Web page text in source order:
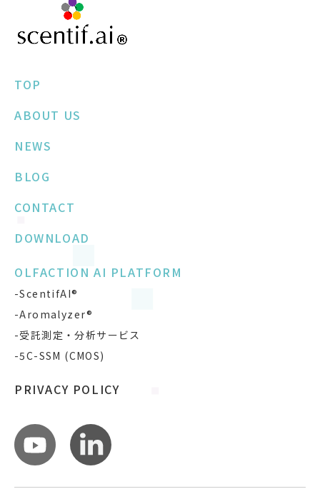
TOP
ABOUT US
NEWS
BLOG
CONTACT
DOWNLOAD
OLFACTION AI PLATFORM
-ScentifAI®
-Aromalyzer®
-受託測定・分析サービス
-5C-SSM (CMOS)
PRIVACY POLICY